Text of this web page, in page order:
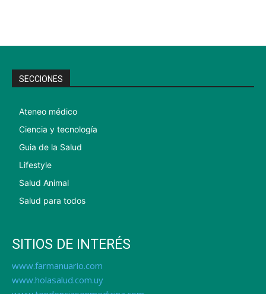
SECCIONES
Ateneo médico
Ciencia y tecnología
Guia de la Salud
Lifestyle
Salud Animal
Salud para todos
SITIOS DE INTERÉS
www.farmanuario.com
www.holasalud.com.uy